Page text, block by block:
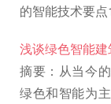
的智能技术要点
浅谈绿色智能
摘要：从当今
绿色和智能为